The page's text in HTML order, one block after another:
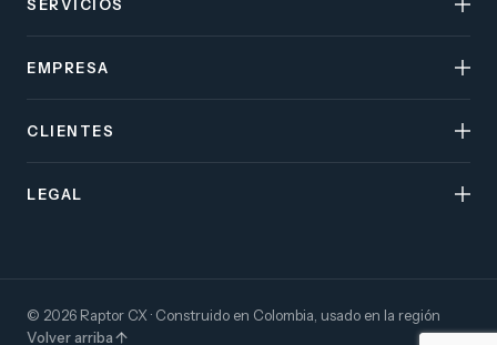
SERVICIOS
EMPRESA
CLIENTES
LEGAL
© 2026 Raptor CX · Construido en Colombia, usado en la región
Volver arriba